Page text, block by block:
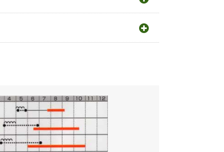
と順調に生育しない。
機質に富む土壌が最適。
間（cm） 30cm
1m²当たり株数 8〜10株